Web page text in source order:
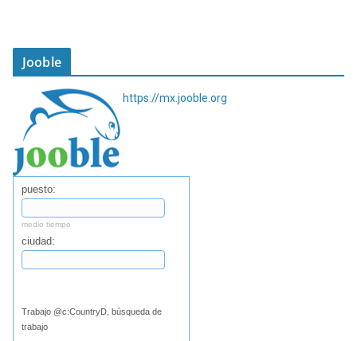
Jooble
https://mx.jooble.org
puesto:
medio tiempo
ciudad:
Trabajo @c:CountryD, búsqueda de
trabajo